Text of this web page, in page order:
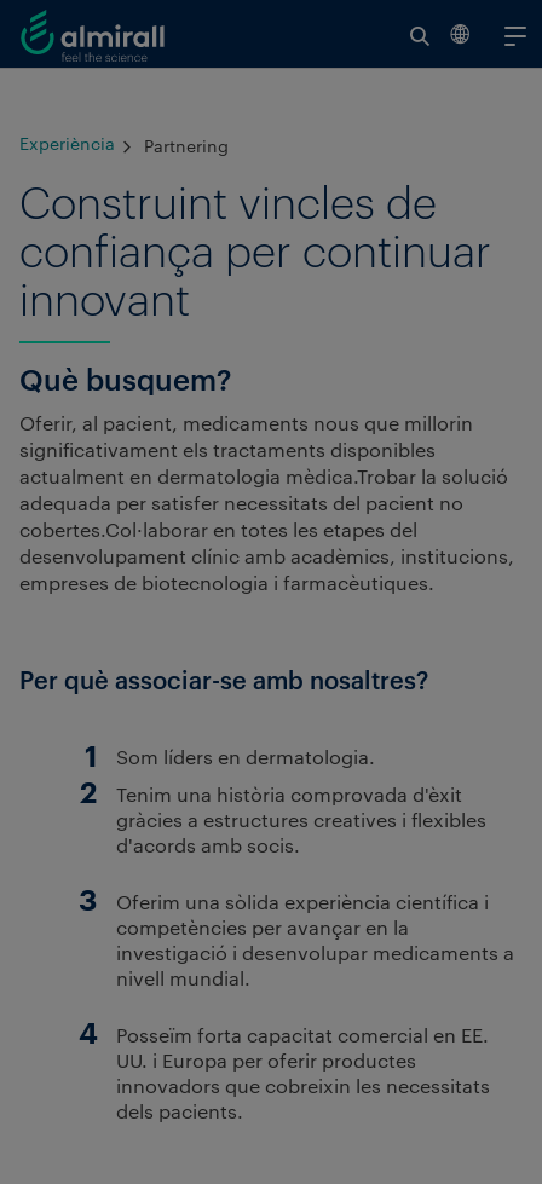
Experiència Partnering
Construint vincles de
confiança per continuar
innovant
Què busquem?
Oferir, al pacient, medicaments nous que millorin
significativament els tractaments disponibles
actualment en dermatologia mèdica.Trobar la solució
adequada per satisfer necessitats del pacient no
cobertes.Col·laborar en totes les etapes del
desenvolupament clínic amb acadèmics, institucions,
empreses de biotecnologia i farmacèutiques.
Per què associar-se amb nosaltres?
Som líders en dermatologia.
Tenim una història comprovada d'èxit
gràcies a estructures creatives i flexibles
d'acords amb socis.
Oferim una sòlida experiència científica i
competències per avançar en la
investigació i desenvolupar medicaments a
nivell mundial.
Posseïm forta capacitat comercial en EE.
UU. i Europa per oferir productes
innovadors que cobreixin les necessitats
dels pacients.